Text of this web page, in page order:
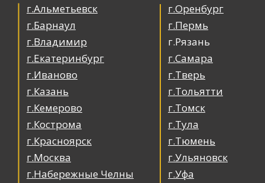
г.Оренбург
г.Пермь
г.Рязань
г.Самара
г.Тверь
г.Тольятти
г.Томск
г.Тула
г.Тюмень
г.Ульяновск
г.Уфа
г.Альметьевск
г.Барнаул
г.Владимир
г.Екатеринбург
г.Иваново
г.Казань
г.Кемерово
г.Кострома
г.Красноярск
г.Москва
г.Набережные Челны